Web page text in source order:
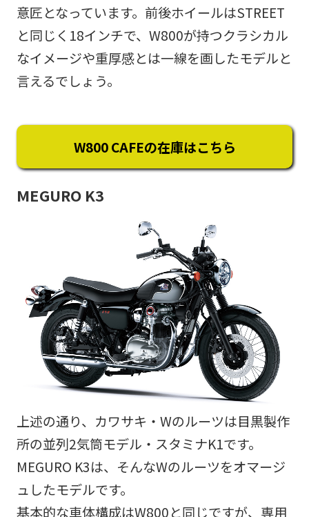
意匠となっています。前後ホイールはSTREET
と同じく18インチで、W800が持つクラシカル
なイメージや重厚感とは一線を画したモデルと
言えるでしょう。
W800 CAFEの在庫はこちら
MEGURO K3
上述の通り、カワサキ・Wのルーツは目黒製作
所の並列2気筒モデル・スタミナK1です。
MEGURO K3は、そんなWのルーツをオマージ
ュしたモデルです。
基本的な車体構成はW800と同じですが、専用